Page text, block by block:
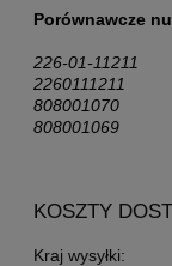
Porównawcze
226-01-11211
2260111211
808001070
808001069
KOSZTY
CENA NIE
PŁATNOŚCI
Kraj wysyłki: